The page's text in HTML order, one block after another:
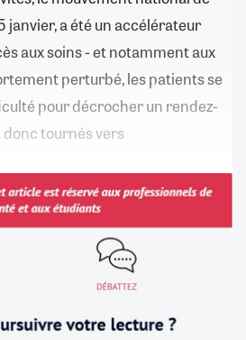
janvier, a été un accélérateur
aux soins - et notamment aux
perturbé, les patients se
pour décrocher un rendez-
tournés vers